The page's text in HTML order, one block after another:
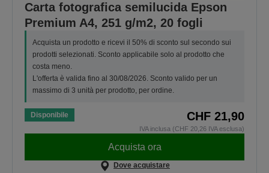
Carta fotografica semilucida Epson
Premium A4, 251 g/m2, 20 fogli
Acquista un prodotto e ricevi il 50% di sconto sul secondo sui
prodotti selezionati. Sconto applicabile solo al prodotto che
costa meno.
L'offerta è valida fino al 30/08/2026. Sconto valido per un
massimo di 3 unità per prodotto, per ordine.
Disponibile CHF 21,90
IVA inclusa (CHF 20,26 IVA esclusa)
Acquista ora
Dove acquistare